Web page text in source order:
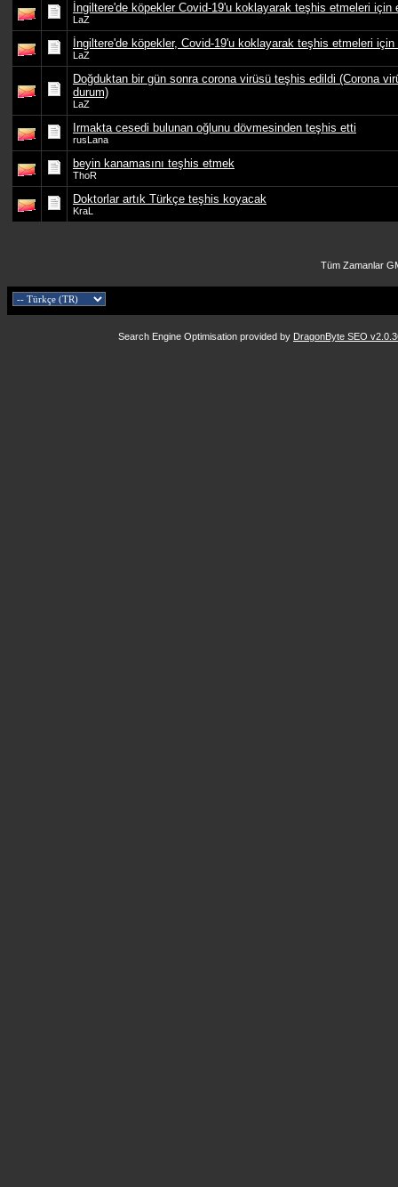
İngiltere'de köpekler Covid-19'u koklayarak teşhis etmeleri için
LaZ
İngiltere'de köpekler, Covid-19'u koklayarak teşhis etmeleri
LaZ
Doğduktan bir gün sonra corona virüsü teşhis edildi (Corona
durum)
LaZ
Irmakta cesedi bulunan oğlunu dövmesinden teşhis etti
rusLana
beyin kanamasını teşhis etmek
ThoR
Doktorlar artık Türkçe teşhis koyacak
KraL
Tüm Zamanlar
Search Engine Optimisation provided by DragonByte SEO